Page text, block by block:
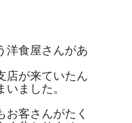
洋食屋さんがあ
店が来ていたん
ました。
お客さんがたく